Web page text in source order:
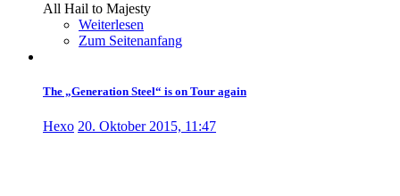
All Hail to Majesty
Weiterlesen
Zum Seitenanfang
The „Generation Steel“ is on Tour again
Hexo 20. Oktober 2015, 11:47